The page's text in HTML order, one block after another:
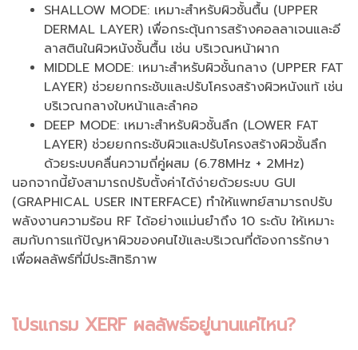
SHALLOW MODE: เหมาะสำหรับผิวชั้นตื้น (UPPER
DERMAL LAYER) เพื่อกระตุ้นการสร้างคอลลาเจนและอี
ลาสตินในผิวหนังชั้นตื้น เช่น บริเวณหน้าผาก
MIDDLE MODE: เหมาะสำหรับผิวชั้นกลาง (UPPER FAT
LAYER) ช่วยยกกระชับและปรับโครงสร้างผิวหนังแท้ เช่น
บริเวณกลางใบหน้าและลำคอ
DEEP MODE: เหมาะสำหรับผิวชั้นลึก (LOWER FAT
LAYER) ช่วยยกกระชับผิวและปรับโครงสร้างผิวชั้นลึก
ด้วยระบบคลื่นความถี่คู่ผสม (6.78MHz + 2MHz)
นอกจากนี้ยังสามารถปรับตั้งค่าได้ง่ายด้วยระบบ GUI
(GRAPHICAL USER INTERFACE) ทำให้แพทย์สามารถปรับ
พลังงานความร้อน RF ได้อย่างแม่นยำถึง 10 ระดับ ให้เหมาะ
สมกับการแก้ปัญหาผิวของคนไข้และบริเวณที่ต้องการรักษา
เพื่อผลลัพธ์ที่มีประสิทธิภาพ
โปรแกรม XERF ผลลัพธ์อยู่นานแค่ไหน?